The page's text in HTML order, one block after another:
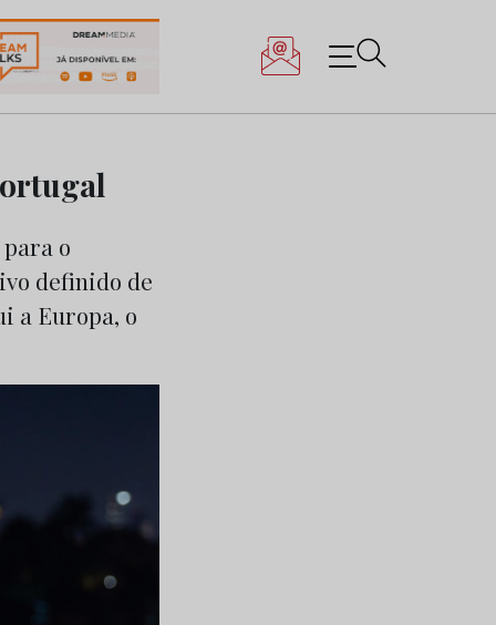
o
definido de
a Europa, o